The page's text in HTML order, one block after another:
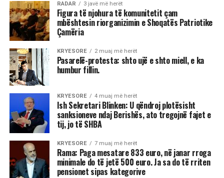
RADAR 3 javë më herët
Figura të njohura të komunitetit çam
mbështesin riorganizimin e Shoqatës Patriotike
Çamëria
KRYESORE 2 muaj më herët
Pasarelë-protesta: shto ujë e shto miell, e ka
humbur fillin.
KRYESORE 4 muaj më herët
Ish Sekretari Blinken: U qëndroj plotësisht
sanksioneve ndaj Berishës, ato tregojnë fajet e
tij, jo të SHBA
KRYESORE 7 muaj më herët
Rama: Paga mesatare 833 euro, në janar rroga
minimale do të jetë 500 euro. Ja sa do të rriten
pensionet sipas kategorive